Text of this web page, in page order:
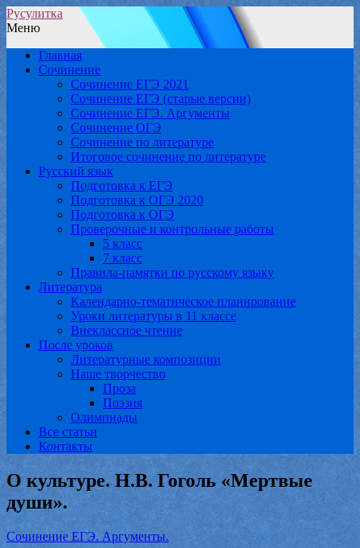
Русулитка
Меню
Главная
Сочинение
Сочинение ЕГЭ 2021
Сочинение ЕГЭ (старые версии)
Сочинение ЕГЭ. Аргументы
Сочинение ОГЭ
Сочинение по литературе
Итоговое сочинение по литературе
Русский язык
Подготовка к ЕГЭ
Подготовка к ОГЭ 2020
Подготовка к ОГЭ
Проверочные и контрольные работы
5 класс
7 класс
Правила-памятки по русскому языку
Литература
Календарно-тематическое планирование
Уроки литературы в 11 классе
Внеклассное чтение
После уроков
Литературные композиции
Наше творчество
Проза
Поэзия
Олимпиады
Все статьи
Контакты
О культуре. Н.В. Гоголь «Мертвые
души».
Сочинение ЕГЭ. Аргументы.